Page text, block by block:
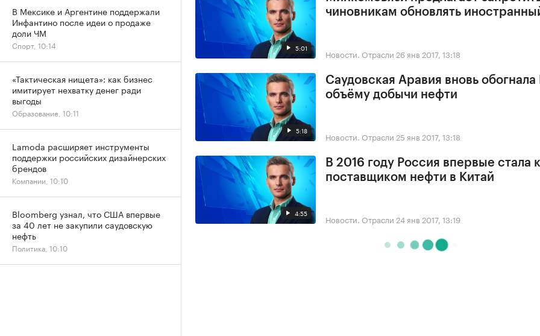
5:01
чиновникам обновлять
Новости. Отрасли 26 янв 2017, 13:18
5:18
Саудовская Аравия вновь
объёму добычи нефти
Новости. Отрасли 25 янв 2017, 13:18
4:55
В 2016 году Россия впервые стала
поставщиком нефти в Китай
Новости. Отрасли 24 янв 2017, 13:19
В Мексике и Аргентине поддержали
Инфантино после идеи о продаже
доли ЧМ
Спорт, 10:14
«Тактическая нищета»: как бизнес
имитирует нехватку денег ради
выгоды
Образование, 10:11
Lamoda расширяет инструменты
поддержки российских дизайнерских
брендов
Компании, 10:10
Bloomberg узнал, что США впервые
за 40 лет не закупили саудовскую
нефть
Политика, 10:10